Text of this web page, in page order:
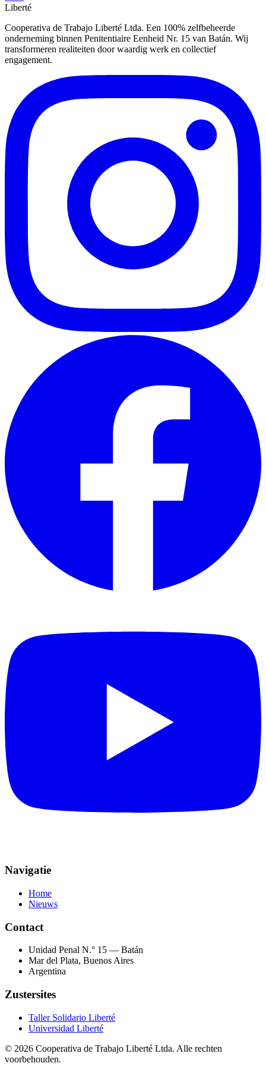
Liberté
Cooperativa de Trabajo Liberté Ltda. Een 100% zelfbeheerde
onderneming binnen Penitentiaire Eenheid Nr. 15 van Batán. Wij
transformeren realiteiten door waardig werk en collectief
engagement.
Navigatie
Home
Nieuws
Contact
Unidad Penal N.° 15 — Batán
Mar del Plata, Buenos Aires
Argentina
Zustersites
Taller Solidario Liberté
Universidad Liberté
© 2026 Cooperativa de Trabajo Liberté Ltda. Alle rechten
voorbehouden.